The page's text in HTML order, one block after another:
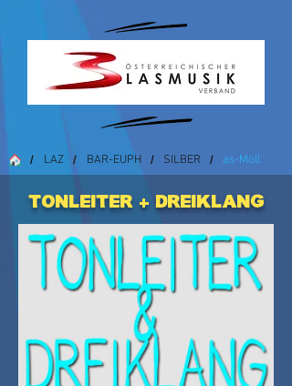
/ LAZ / BAR-EUPH / SILBER / as-Moll
Tonleiter + Dreiklang